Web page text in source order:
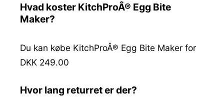
Hvad koster KitchProÂ® Egg Bite
Maker?
Du kan købe KitchProÂ® Egg Bite Maker for
DKK 249.00
Hvor lang returret er der?